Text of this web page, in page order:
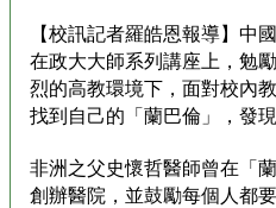
【校訊記者羅皓恩報導】中
在政大大師系列講座上，勉
烈的高教環境下，面對校內
找到自己的「蘭巴倫」，發現
非洲之父史懷哲醫師曾在「
創辦醫院，並鼓勵每個人都